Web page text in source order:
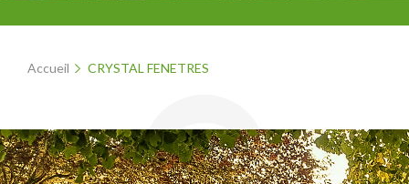
Accueil CRYSTAL FENETRES